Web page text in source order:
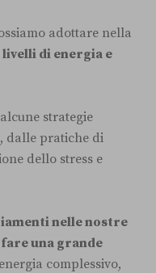
adottare nella
di energia e
strategie
dalle pratiche di
dello stress e
nelle nostre
una grande
complessivo,